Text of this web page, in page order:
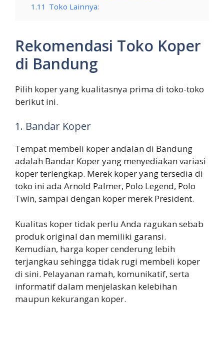
1.11 Toko Lainnya:
Rekomendasi Toko Koper
di Bandung
Pilih koper yang kualitasnya prima di toko-toko
berikut ini.
1. Bandar Koper
Tempat membeli koper andalan di Bandung
adalah Bandar Koper yang menyediakan variasi
koper terlengkap. Merek koper yang tersedia di
toko ini ada Arnold Palmer, Polo Legend, Polo
Twin, sampai dengan koper merek President.
Kualitas koper tidak perlu Anda ragukan sebab
produk original dan memiliki garansi.
Kemudian, harga koper cenderung lebih
terjangkau sehingga tidak rugi membeli koper
di sini. Pelayanan ramah, komunikatif, serta
informatif dalam menjelaskan kelebihan
maupun kekurangan koper.